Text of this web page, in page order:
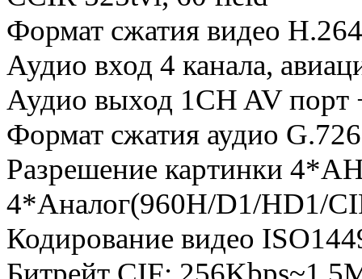
Формат сжатия видео H.264
Аудио вход 4 канала,
Аудио выход 1CH AV порт
Формат сжатия аудио
Разрешение картинки
4*Аналог(960H/D1/HD1/
Кодирование видео